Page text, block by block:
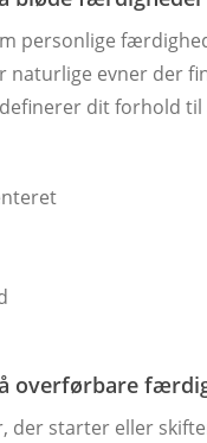
personlige
evner der
dit forhold til
overførbare
der starter eller